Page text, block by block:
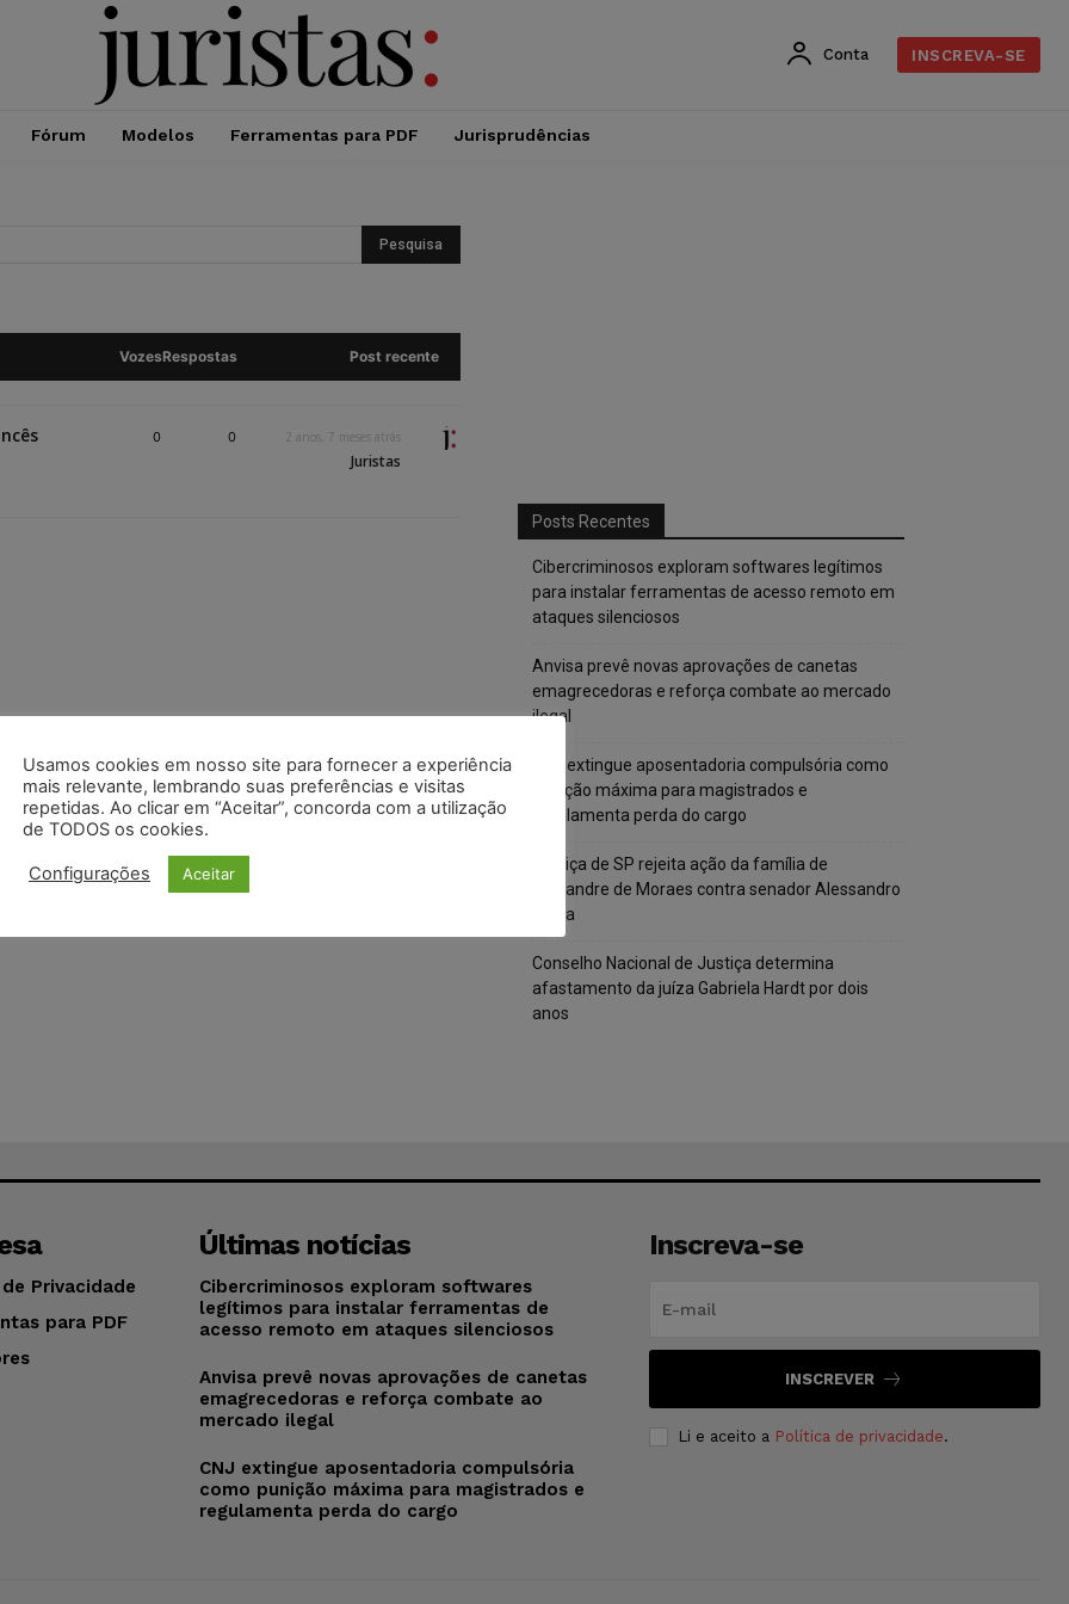
Conta INSCREVA-SE
Fórum Modelos Ferramentas para PDF Jurisprudências
VozesRespostas Post recente
0 0 2 anos, 7 meses atrás
Juristas
Posts Recentes
Cibercriminosos exploram softwares legítimos
para instalar ferramentas de acesso remoto em
ataques silenciosos
Anvisa prevê novas aprovações de canetas
emagrecedoras e reforça combate ao mercado
ilegal
CNJ extingue aposentadoria compulsória como
punição máxima para magistrados e
regulamenta perda do cargo
Justiça de SP rejeita ação da família de
Alexandre de Moraes contra senador Alessandro
Vieira
Conselho Nacional de Justiça determina
afastamento da juíza Gabriela Hardt por dois
anos
Privacidade
para PDF
Últimas notícias
Cibercriminosos exploram softwares
legítimos para instalar ferramentas de
acesso remoto em ataques silenciosos
Anvisa prevê novas aprovações de canetas
emagrecedoras e reforça combate ao
mercado ilegal
CNJ extingue aposentadoria compulsória
como punição máxima para magistrados e
regulamenta perda do cargo
Inscreva-se
INSCREVER
Li e aceito a Política de privacidade.
Usamos cookies em nosso site para fornecer a experiência
mais relevante, lembrando suas preferências e visitas
repetidas. Ao clicar em “Aceitar”, concorda com a utilização
de TODOS os cookies.
Configurações Aceitar